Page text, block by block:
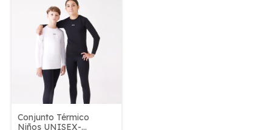
Conjunto Térmico
Niños UNISEX-